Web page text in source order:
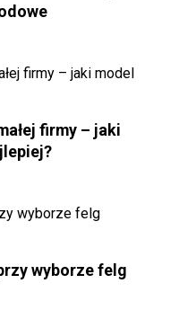
firmy – jaki
wyborze felg